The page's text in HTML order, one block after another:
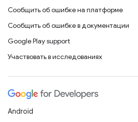
Сообщить об ошибке на платформе
Сообщить об ошибке в документации
Google Play support
Участвовать в исследованиях
Android